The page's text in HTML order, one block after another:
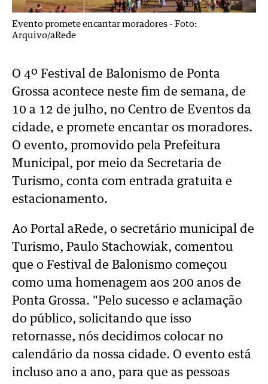
Evento promete encantar moradores - Foto:
Arquivo/aRede
O 4º Festival de Balonismo de Ponta
Grossa acontece neste fim de semana, de
10 a 12 de julho, no Centro de Eventos da
cidade, e promete encantar os moradores.
O evento, promovido pela Prefeitura
Municipal, por meio da Secretaria de
Turismo, conta com entrada gratuita e
estacionamento.
Ao Portal aRede, o secretário municipal de
Turismo, Paulo Stachowiak, comentou
que o Festival de Balonismo começou
como uma homenagem aos 200 anos de
Ponta Grossa. "Pelo sucesso e aclamação
do público, solicitando que isso
retornasse, nós decidimos colocar no
calendário da nossa cidade. O evento está
incluso ano a ano, para que as pessoas